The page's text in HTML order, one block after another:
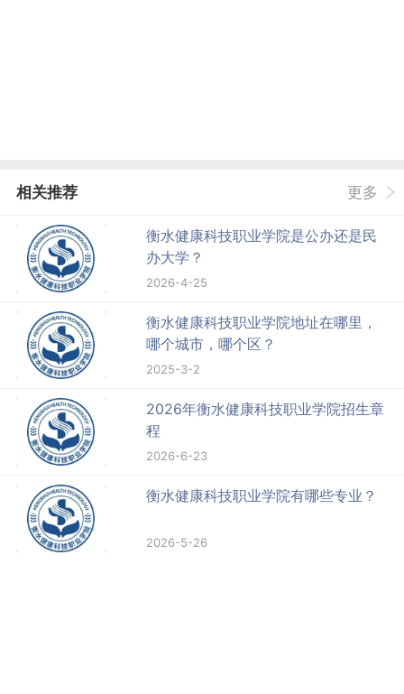
相关推荐 更多
衡水健康科技职业学院是公办还是民
办大学？
2026-4-25
衡水健康科技职业学院地址在哪里，
哪个城市，哪个区？
2025-3-2
2026年衡水健康科技职业学院招生章
程
2026-6-23
衡水健康科技职业学院有哪些专业？
2026-5-26